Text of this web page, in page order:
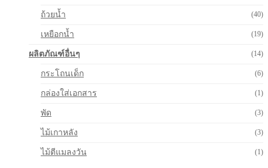
ถ้วยน้ำ (40)
เหยือกน้ำ (19)
ผลิตภัณฑ์อื่นๆ (14)
กระโถนเด็ก (6)
กล่องใส่เอกสาร (1)
พัด (3)
ไม้เกาหลัง (3)
ไม้ตีแมลงวัน (1)